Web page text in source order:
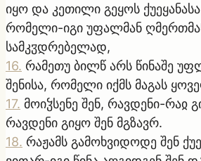
იყო და კეთილი გეყოს
რომელი-იგი უფალმან
სამკჳდრებელად,
16. რამეთუ ბილწ არს წინაშე
შენისა, რომელი იქმს მაგას
17. მოიჴსენე შენ, რავდენი-რაჲ
რავდენი გიყო შენ მგზავრ.
18. რაჟამს გამოხვიდოდე შენ